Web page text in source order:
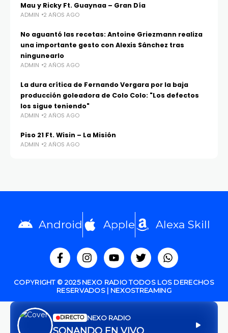
Mau y Ricky Ft. Guaynaa – Gran Día
ADMIN 2 AÑOS AGO
No aguantó las recetas: Antoine Griezmann realiza
una importante gesto con Alexis Sánchez tras
ningunearlo
ADMIN 2 AÑOS AGO
La dura crítica de Fernando Vergara por la baja
producción goleadora de Colo Colo: "Los defectos
los sigue teniendo"
ADMIN 2 AÑOS AGO
Piso 21 Ft. Wisin – La Misión
ADMIN 2 AÑOS AGO
Android Apple Alexa Skill
COPYRIGHT © 2025 NEXO RADIO TODOS LOS DERECHOS
RESERVADOS | NEXOSTREAMING
DIRECTO NEXO RADIO
SONANDO EN VIVO